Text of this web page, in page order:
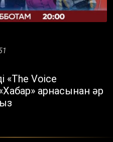
«The Voice
арнасынан әр